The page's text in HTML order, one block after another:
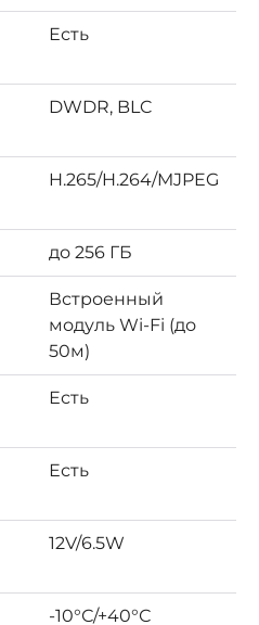
Есть
DWDR, BLC
H.265/H.264/MJPEG
до 256 ГБ
Встроенный
модуль Wi-Fi (до
50м)
Есть
Есть
12V/6.5W
-10°С/+40°С